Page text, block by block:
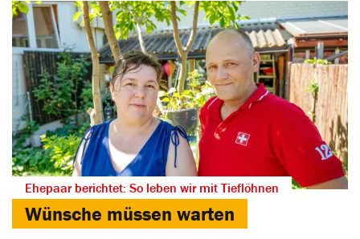
Ehepaar berichtet: So leben wir mit Tieflöhnen
Wünsche müssen warten